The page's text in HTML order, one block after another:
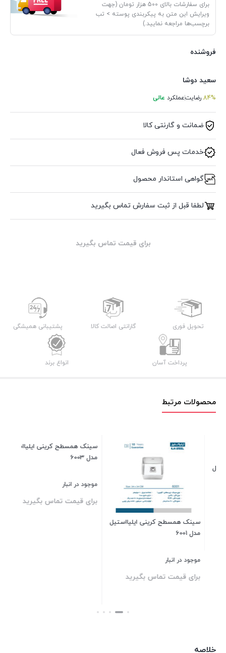
برای سفارشات بالای 500 هزار تومان (جهت
ویرایش این متن به پیکربندی پوسته > تب
برچسب‌ها مراجعه نمایید.)
فروشنده
سعید دوشا
84% رضایتعملکرد عالی
ضمانت و گارنتی کالا
خدمات پس فروش فعال
گواهی استاندار محصول
لطفا قبل از ثبت سفارش تماس بگیرید
برای قیمت تماس بگیرید
تحویل فوری گارانتی اصالت کالا پشتیبانی همیشگی
پرداخت آسان انواع برند
محصولات مرتبط
سینک همسطح کرینی ایلیااستیل
مدل 6003
موجود در انبار
برای قیمت تماس بگیرید
سینک همسطح کرینی ایلیااستیل
مدل 6004
موجود در انبار
برای قیمت تماس بگیرید
خلاصه